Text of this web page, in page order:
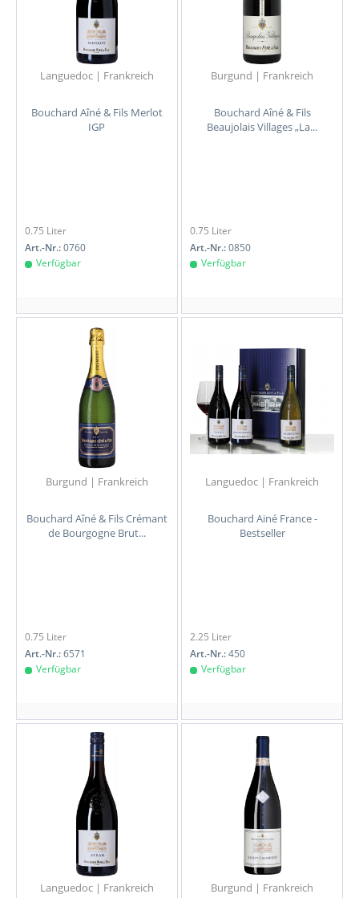
Languedoc | Frankreich
Bouchard Aîné & Fils Merlot
IGP
0.75 Liter
Art.-Nr.:0760
Verfügbar
Burgund | Frankreich
Bouchard Aîné & Fils
Beaujolais Villages „La...
0.75 Liter
Art.-Nr.:0850
Verfügbar
Burgund | Frankreich
Bouchard Aîné & Fils Crémant
de Bourgogne Brut...
0.75 Liter
Art.-Nr.:6571
Verfügbar
Languedoc | Frankreich
Bouchard Ainé France -
Bestseller
2.25 Liter
Art.-Nr.:450
Verfügbar
Languedoc | Frankreich Burgund | Frankreich